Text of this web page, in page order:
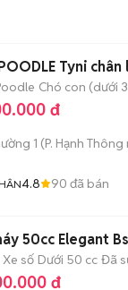
Tyni
Chó con (dưới
đ
1 (P. Hạnh Thông
4.8 90 đã bán
50cc Elegant
Xe số Dưới 50 cc Đã
đ